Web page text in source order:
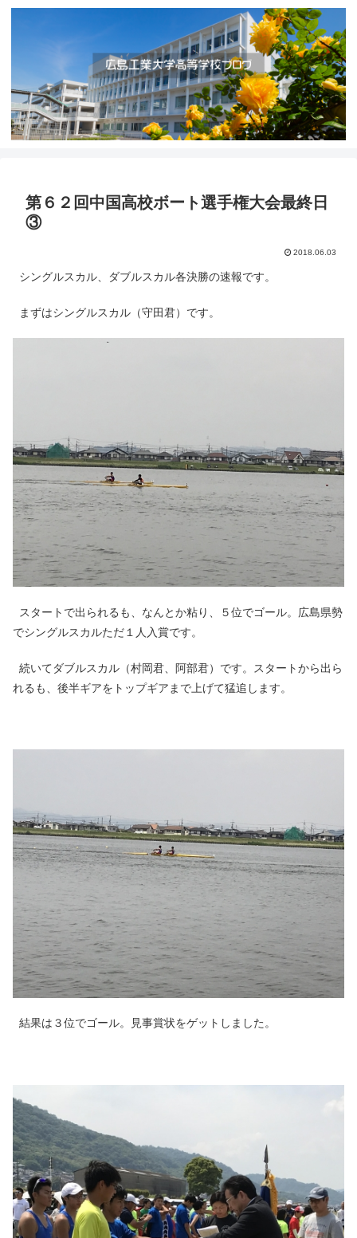
第６２回中国高校ボート選手権大会最終日
③
2018.06.03
シングルスカル、ダブルスカル各決勝の速報です。
まずはシングルスカル（守田君）です。
スタートで出られるも、なんとか粘り、５位でゴール。広島県勢
でシングルスカルただ１人入賞です。
続いてダブルスカル（村岡君、阿部君）です。スタートから出ら
れるも、後半ギアをトップギアまで上げて猛追します。
結果は３位でゴール。見事賞状をゲットしました。